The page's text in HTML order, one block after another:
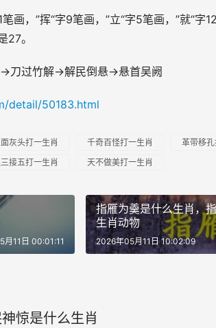
画，”挥“字9笔画，”立“字5笔画，”就“字
。
刀过竹解→解民倒悬→悬首吴阙
detail/50183.html
灰头打一生肖 千奇百怪打一生肖 革带移
接五打一生肖 天不做美打一生肖
月11日 00:01:11
指雁为羹是什么生肖，
生肖动物
2026年05月11日 10:02:09
惊是什么生肖